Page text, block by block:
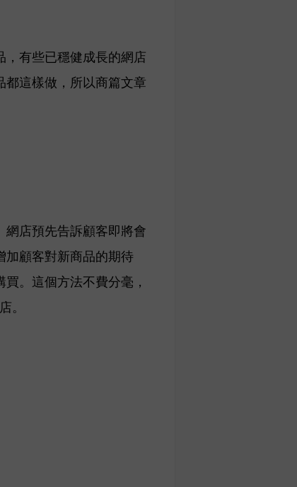
，有些已穩健成長的網店
都這樣做，所以商篇文章
網店預先告訴顧客即將會
加顧客對新商品的期待
。這個方法不費分毫，
。